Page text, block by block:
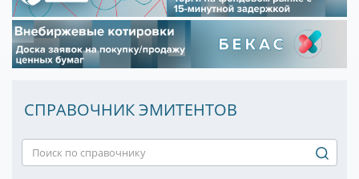
СПРАВОЧНИК ЭМИТЕНТОВ